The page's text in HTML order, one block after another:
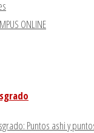
ONLINE
Puntos ashi y